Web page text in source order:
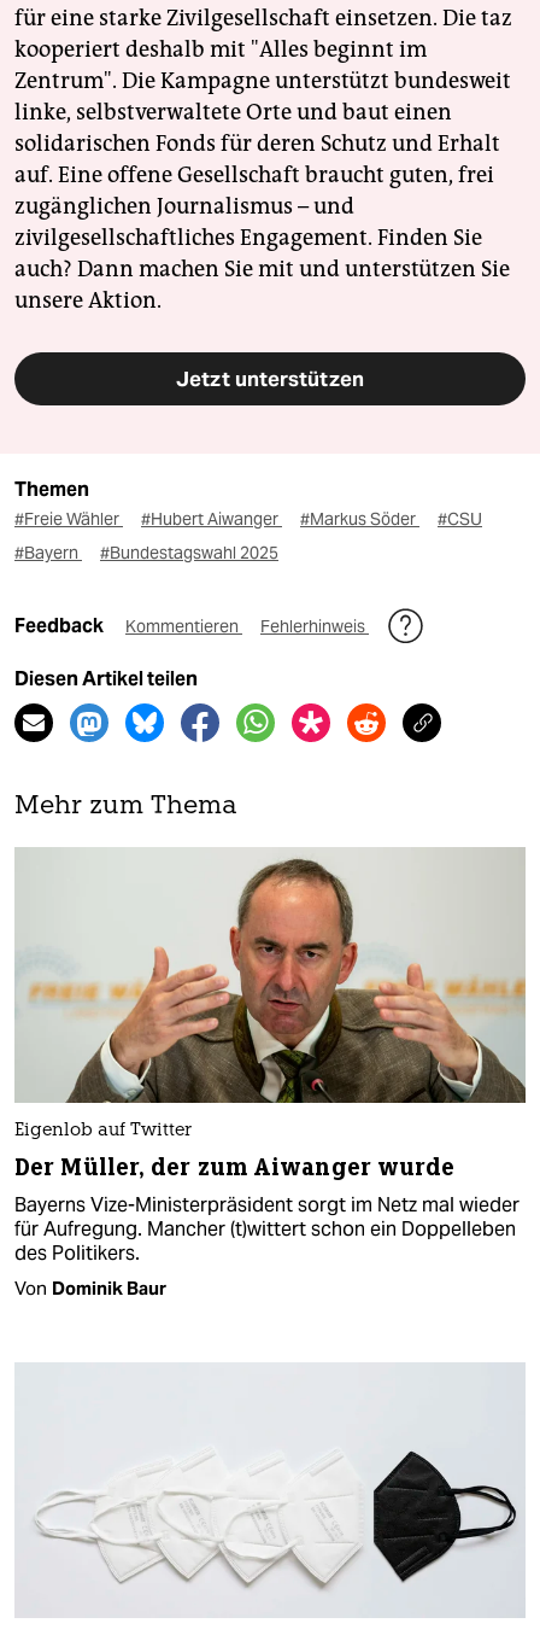
für eine starke Zivilgesellschaft einsetzen. Die taz
kooperiert deshalb mit "Alles beginnt im
Zentrum". Die Kampagne unterstützt bundesweit
linke, selbstverwaltete Orte und baut einen
solidarischen Fonds für deren Schutz und Erhalt
auf. Eine offene Gesellschaft braucht guten, frei
zugänglichen Journalismus – und
zivilgesellschaftliches Engagement. Finden Sie
auch? Dann machen Sie mit und unterstützen Sie
unsere Aktion.
Jetzt unterstützen
Themen
#Freie Wähler #Hubert Aiwanger #Markus Söder
#CSU
#Bayern
#Bundestagswahl 2025
Feedback Kommentieren Fehlerhinweis
Diesen Artikel teilen
Mehr zum Thema
Eigenlob auf Twitter
Der Müller, der zum Aiwanger wurde
Bayerns Vize-Ministerpräsident sorgt im Netz mal wieder
für Aufregung. Mancher (t)wittert schon ein Doppelleben
des Politikers.
Von Dominik Baur